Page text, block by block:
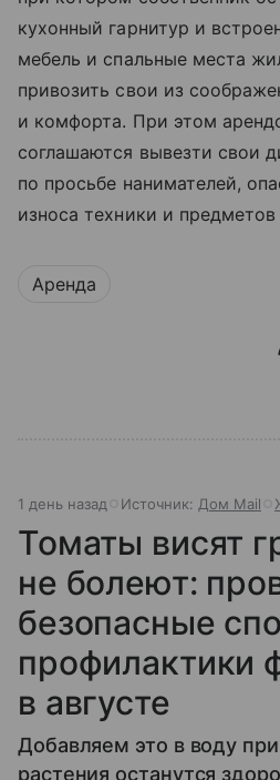
кухонный гарнитур и
мебель и спальные места
привозить свои из
и комфорта. При этом
соглашаются вывезти свои
по просьбе нанимателей,
износа техники и предметов
Аренда
1 день назад Источник: Дом Mail
Томаты висят
не болеют:
безопасные
профилактики
в августе
Добавляем это в воду
растения останутся